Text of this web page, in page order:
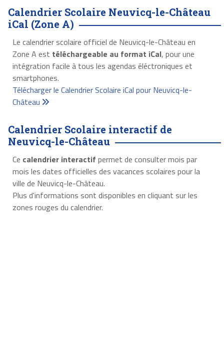
Calendrier Scolaire Neuvicq-le-Château
iCal (Zone A)
Le calendrier scolaire officiel de Neuvicq-le-Château en
Zone A est téléchargeable au format iCal, pour une
intégration facile à tous les agendas éléctroniques et
smartphones.
Télécharger le Calendrier Scolaire iCal pour Neuvicq-le-
Château
Calendrier Scolaire interactif de
Neuvicq-le-Château
Ce calendrier interactif permet de consulter mois par
mois les dates officielles des vacances scolaires pour la
ville de Neuvicq-le-Château.
Plus d'informations sont disponibles en cliquant sur les
zones rouges du calendrier.